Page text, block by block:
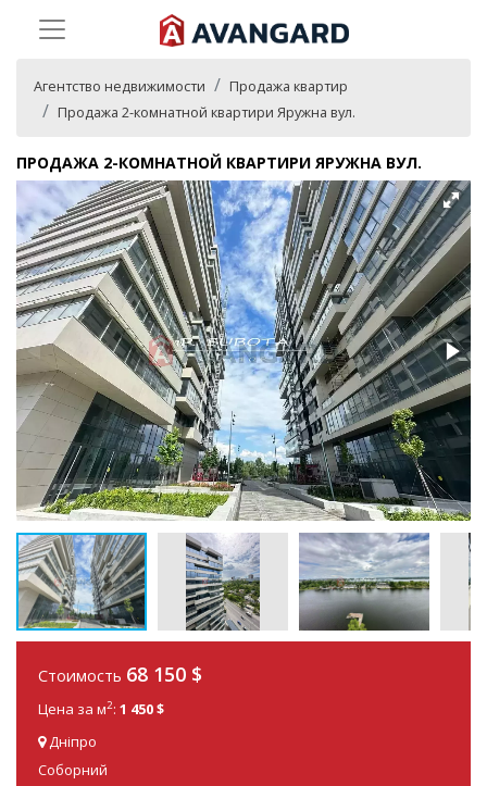
Агентство недвижимости
Продажа квартир
Продажа 2-комнатной квартири Яружна вул.
ПРОДАЖА 2-КОМНАТНОЙ КВАРТИРИ ЯРУЖНА ВУЛ.
Стоимость 68 150 $
Цена за м2: 1 450 $
Дніпро
Соборний